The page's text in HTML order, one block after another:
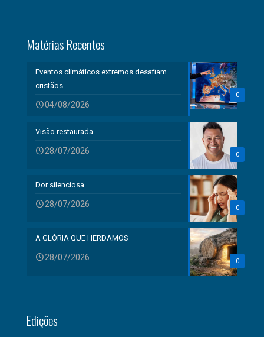
Matérias Recentes
0
Eventos climáticos extremos desafiam
cristãos
04/08/2026
0
Visão restaurada
28/07/2026
0
Dor silenciosa
28/07/2026
0
A GLÓRIA QUE HERDAMOS
28/07/2026
Edições